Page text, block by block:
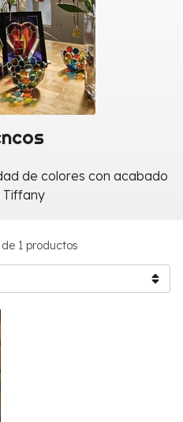
de colores con acabado
Tiffany
1 productos